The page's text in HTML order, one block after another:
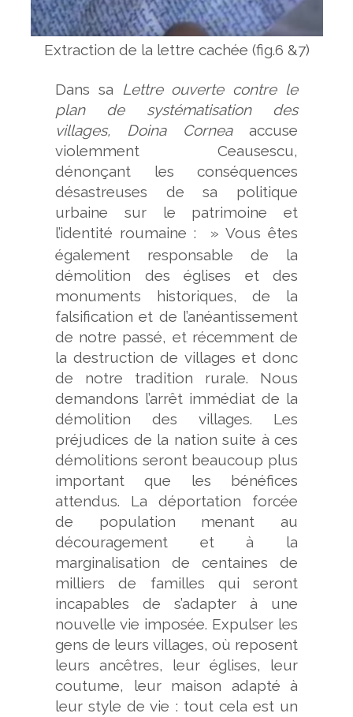
Extraction de la lettre cachée (fig.6 &7)
Dans sa
Lettre ouverte contre le
plan de systématisation des
villages, Doina Corneaaccuse
violemment Ceausescu,
dénonçant les conséquences
désastreuses de sa politique
urbaine sur le patrimoine et
l’identité roumaine : » Vous êtes
également responsable de la
démolition des églises et des
monuments historiques, de la
falsification et de l’anéantissement
de notre passé, et récemment de
la destruction de villages et donc
de notre tradition rurale. Nous
demandons l’arrêt immédiat de la
démolition des villages. Les
préjudices de la nation suite à ces
démolitions seront beaucoup plus
important que les bénéfices
attendus. La déportation forcée
de population menant au
découragement et à la
marginalisation de centaines de
milliers de familles qui seront
incapables de s’adapter à une
nouvelle vie imposée. Expulser les
gens de leurs villages, où reposent
leurs ancêtres, leur églises, leur
coutume, leur maison adapté à
leur style de vie : tout cela est un